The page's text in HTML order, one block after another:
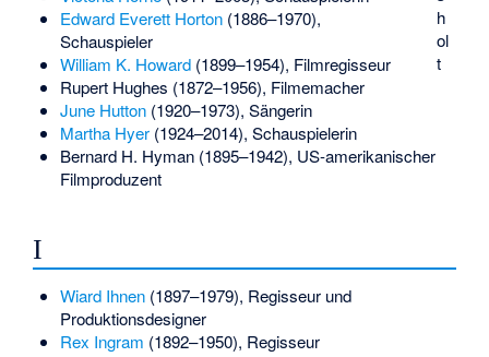
h
ol
t
Edward Everett Horton(1886–1970),
Schauspieler
William K. Howard(1899–1954), Filmregisseur
Rupert Hughes (1872–1956), Filmemacher
June Hutton(1920–1973), Sängerin
Martha Hyer(1924–2014), Schauspielerin
Bernard H. Hyman(1895–1942), US-amerikanischer
Filmproduzent
I
Wiard Ihnen(1897–1979), Regisseur und
Produktionsdesigner
Rex Ingram (1892–1950), Regisseur